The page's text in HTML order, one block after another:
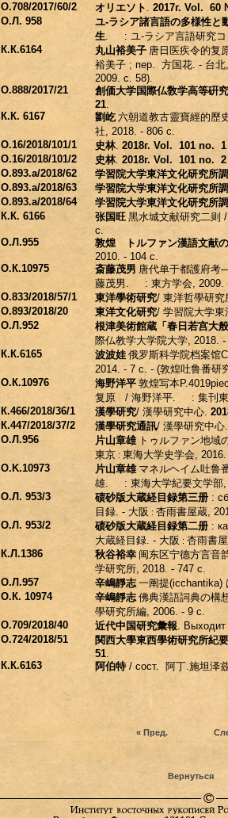
О.708/2017/60/2 オリエソト . 2017г. Vol.
О.Л. 958 ユ-ラシア諸言語の多様性と
生. : ユ-ラシア言語研究コ
К.К.6164 丸山裕美子 唐日医疾令的复
裕美子; пер. 方国花. - 台北
2009. с. 58).
О.888/2017/21 創価大学国際仏敎学高等硏
21.
К.К. 6167 劉屹 六朝道教古靈寶經的歷
社, 2018. - 806 с.
О.16/2018/101/1 史林. 2018г. Vol. 101 no. 1
О.16/2018/101/2 史林. 2018г. Vol. 101 no. 2
О.893.а/2018/62 学習院大学東洋文化研究所
О.893.а/2018/63 学習院大学東洋文化研究所
О.893.а/2018/64 学習院大学東洋文化研究所
К.К. 6166 张国旺 黑水城文献研究二则 /
с.
О.Л.955 敦煌 トルファン漢語文献
2010. - 104 с.
О.К.10975 斎藤茂男 唐代单于都護府考
藤茂男. : 東方学会, 2009.
О.833/2018/57/1 東洋學術研究/ 東洋哲學研究
О.893/2018/20 東洋文化研究/ 学習院大学東
О.Л.952 根津美術館蔵「春日若宫大
際仏教学大学院大学, 2018. -
К.К.6165 波波娃 俄罗斯科学院档案馆
2014. - 7 с. - (敦煌吐鲁番研
О.К.10976 海野洋平 敦煌写本
复原/ 海野洋平. : 集刊
К.466/2018/36/1 漢學研究/ 漢學研究中心.
К.447/2018/37/2 漢學研究通訊/ 漢學研究中心.
О.Л.956 片山章雄 トゥルファン地域
東京: 東海大学史学会,
O.K.10973 片山章雄 マネルヘイム吐鲁
雄. : 東海大学紀要文学部,
О.Л. 953/3 碛砂版大蔵経目録第三册:
目録. - 大阪 : 杏雨書屋蔵,
О.Л. 953/2 碛砂版大蔵経目録第二册:
大蔵経目録. - 大阪 : 杏雨書
К.Л.1386 秋谷裕幸 闽东区宁德方言音
学研究所, 2018. - 747 с.
О.Л.957 辛嶋靜志 一阐提(icchantika)
О.К. 10974 辛嶋靜志 佛典漢語詞典の構
學研究所編, 2006. - 9 с.
О.709/2018/40 近代中国研究彙報. Выходит
О.724/2018/51 関西大學東西學術研究所紀要
51.
К.К.6163 阿伯特/ сост. 阿丁.施坦泽
« Пред.
Вернуться